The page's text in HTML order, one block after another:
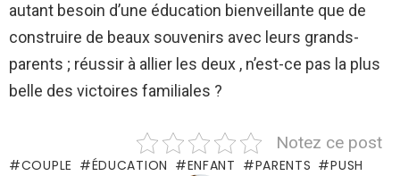
autant besoin d’une éducation bienveillante que de
construire de beaux souvenirs avec leurs grands-
parents ; réussir à allier les deux , n’est-ce pas la plus
belle des victoires familiales ?
Notez ce post
COUPLE ÉDUCATION ENFANT PARENTS PUSH